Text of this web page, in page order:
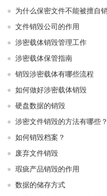
为什么保密文件不能被擅自
文件销毁公司的作用
涉密载体销毁管理工作
涉密载体保管指南
销毁涉密载体有哪些流程
如何做好涉密载体销毁
硬盘数据的销毁
涉密文件销毁的方法有哪些？
如何销毁档案？
废弃文件销毁
瑕疵产品销毁的作用
数据的储存方式